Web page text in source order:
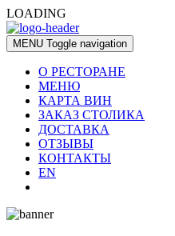
LOADING
MENU Toggle navigation
О РЕСТОРАНЕ
МЕНЮ
КАРТА ВИН
ЗАКАЗ СТОЛИКА
ДОСТАВКА
ОТЗЫВЫ
КОНТАКТЫ
EN